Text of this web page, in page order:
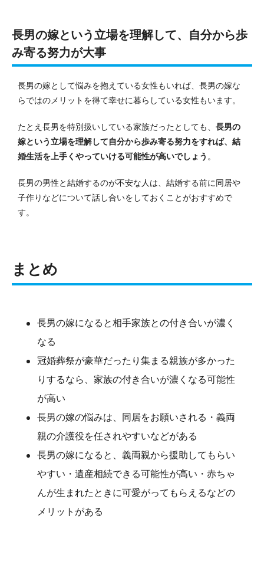
長男の嫁という立場を理解して、自分から歩
み寄る努力が大事
長男の嫁として悩みを抱えている女性もいれば、長男の嫁な
らではのメリットを得て幸せに暮らしている女性もいます。
たとえ長男を特別扱いしている家族だったとしても、 長男の
嫁という立場を理解して自分から歩み寄る努力をすれば、結
婚生活を上手くやっていける可能性が高いでしょう 。
長男の男性と結婚するのが不安な人は、結婚する前に同居や
子作りなどについて話し合いをしておくことがおすすめで
す。
まとめ
長男の嫁になると相手家族との付き合いが濃く
なる
冠婚葬祭が豪華だったり集まる親族が多かった
りするなら、家族の付き合いが濃くなる可能性
が高い
長男の嫁の悩みは、同居をお願いされる・義両
親の介護役を任されやすいなどがある
長男の嫁になると、義両親から援助してもらい
やすい・遺産相続できる可能性が高い・赤ちゃ
んが生まれたときに可愛がってもらえるなどの
メリットがある